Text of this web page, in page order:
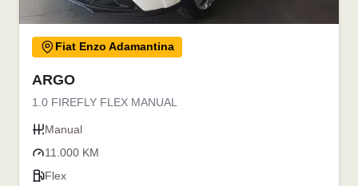
Fiat Enzo Adamantina
ARGO
1.0 FIREFLY FLEX MANUAL
Manual
11.000 KM
Flex